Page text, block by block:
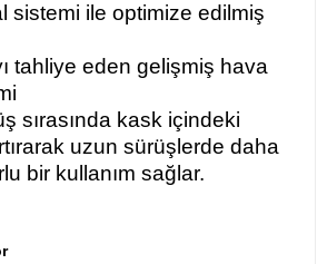
sistemi ile optimize edilmiş
tahliye eden gelişmiş hava
sırasında kask içindeki
uzun sürüşlerde daha
bir kullanım sağlar.